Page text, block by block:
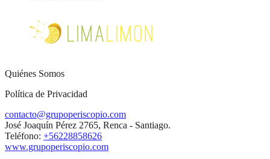
Quiénes Somos
Política de Privacidad
contacto@grupoperiscopio.com
José Joaquín Pérez 2765, Renca - Santiago.
Teléfono: +56228858626
www.grupoperiscopio.com